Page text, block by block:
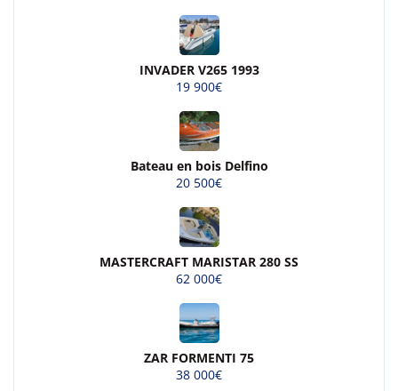
INVADER V265 1993
19 900€
Bateau en bois Delfino
20 500€
MASTERCRAFT MARISTAR 280 SS
62 000€
ZAR FORMENTI 75
38 000€